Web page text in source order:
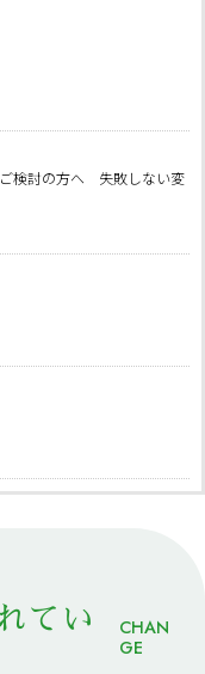
検討の方へ 失敗しない変
てい
CHAN
GE